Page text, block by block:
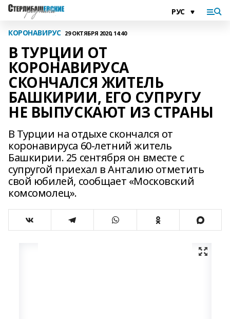
КОРОНАВИРУС 29 ОКТЯБРЯ 2020, 14:40
В ТУРЦИИ ОТ
КОРОНАВИРУСА
СКОНЧАЛСЯ ЖИТЕЛЬ
БАШКИРИИ, ЕГО СУПРУГУ
НЕ ВЫПУСКАЮТ ИЗ СТРАНЫ
В Турции на отдыхе скончался от
коронавируса 60-летний житель
Башкирии. 25 сентября он вместе с
супругой приехал в Анталию отметить
свой юбилей, сообщает «Московский
комсомолец».